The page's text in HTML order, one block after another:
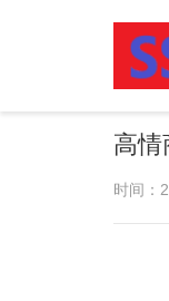
高情
时间：